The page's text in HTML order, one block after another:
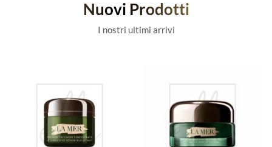
Nuovi Prodotti
I nostri ultimi arrivi